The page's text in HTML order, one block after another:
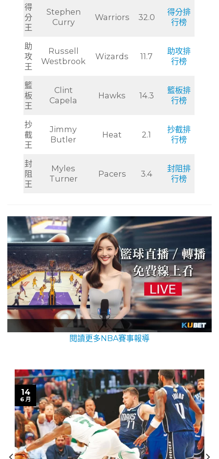
得
分
王
Stephen
Curry
Warriors 32.0
得分排
行榜
助
攻
王
Russell
Westbrook
Wizards 11.7
助攻排
行榜
籃
板
王
Clint
Capela
Hawks 14.3
籃板排
行榜
抄
截
王
Jimmy
Butler
Heat 2.1
抄截排
行榜
封
阻
王
Myles
Turner
Pacers 3.4
封阻排
行榜
閱讀更多NBA賽事報導
14